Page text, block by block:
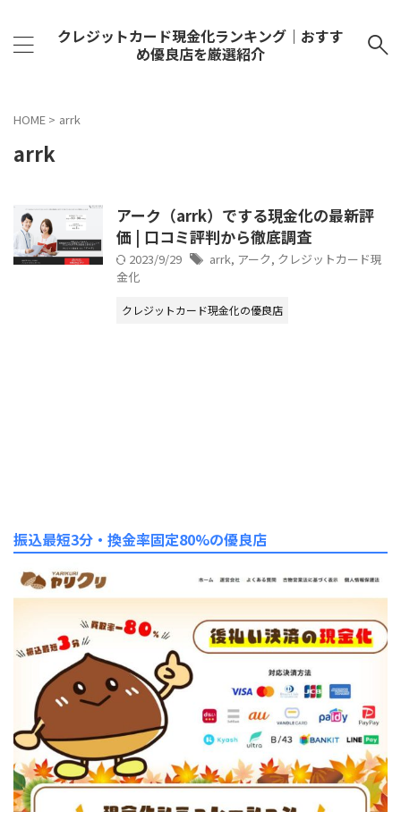
クレジットカード現金化ランキング｜おすす
め優良店を厳選紹介
HOME > arrk
arrk
アーク（arrk）でする現金化の最新評
価 | 口コミ評判から徹底調査
2023/9/29 arrk, アーク, クレジットカード現
金化
クレジットカード現金化の優良店
振込最短3分・換金率固定80%の優良店